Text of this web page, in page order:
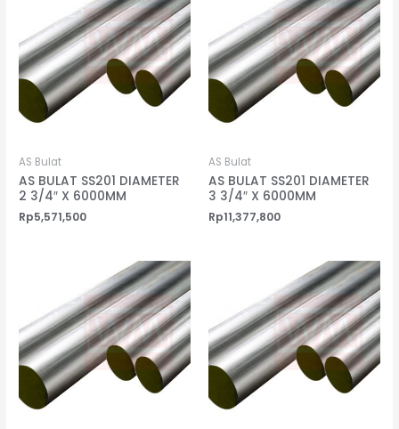
AS Bulat
AS BULAT SS201 DIAMETER
2 3/4″ X 6000MM
Rp5,571,500
AS Bulat
AS BULAT SS201 DIAMETER
3 3/4″ X 6000MM
Rp11,377,800